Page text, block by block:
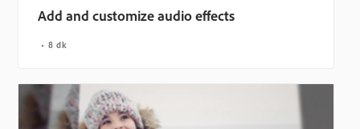
Add and customize audio effects
8 dk